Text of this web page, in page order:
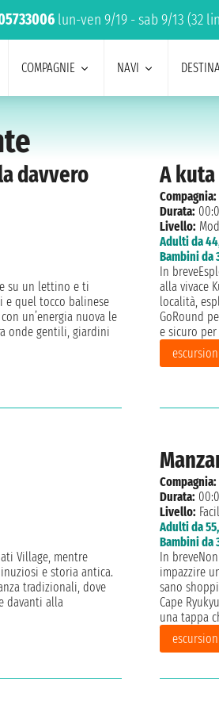
lun-ven 9/19 - sab 9/13 (32
COMPAGNIE NAVI
davvero
su un lettino e ti
e quel tocco balinese
un’energia nuova le
onde gentili, giardini
A
Compagnia:
Durata:
Livello:
Adulti da
Bambini da
In
alla vivace
località,
GoRound
e sicuro
Village, mentre
e storia antica.
tradizionali, dove
davanti alla
Compagnia:
Durata:
Livello:
Adulti da
Bambini da
In
impazzire
sano
Cape
una tappa